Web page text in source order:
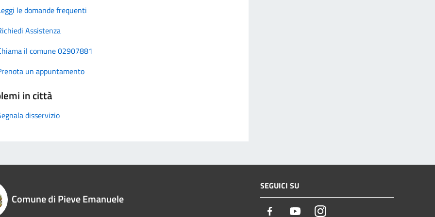
le domande frequenti
Assistenza
il comune 02907881
un appuntamento
in città
disservizio
Comune di Pieve Emanuele
SEGUICI SU
Facebook YoutubeInstagram